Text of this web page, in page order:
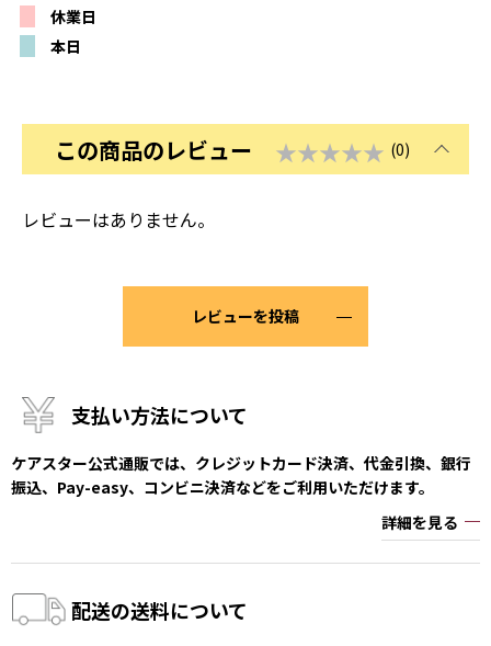
休業日
本日
この商品のレビュー ★★★★★ (0)
レビューはありません。
レビューを投稿
支払い方法について
ケアスター公式通販では、クレジットカード決済、代金引換、銀行
振込、Pay-easy、コンビニ決済などをご利用いただけます。
詳細を見る
配送の送料について